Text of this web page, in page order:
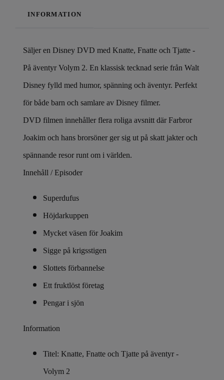
INFORMATION
Säljer en Disney DVD med Knatte, Fnatte och Tjatte -
På äventyr Volym 2. En klassisk tecknad serie från Walt
Disney fylld med humor, spänning och äventyr. Perfekt
för både barn och samlare av Disney filmer.
DVD filmen innehåller flera roliga avsnitt där Farbror
Joakim och hans brorsöner ger sig ut på skatt jakter och
spännande resor runt om i världen.
Innehåll / Episoder
Superdufus
Höjdarkuppen
Mycket väsen för Joakim
Sigge på krigsstigen
Slottets förbannelse
Ett fruktlöst företag
Pengar i sjön
Information
Titel: Knatte, Fnatte och Tjatte på äventyr -
Volym 2